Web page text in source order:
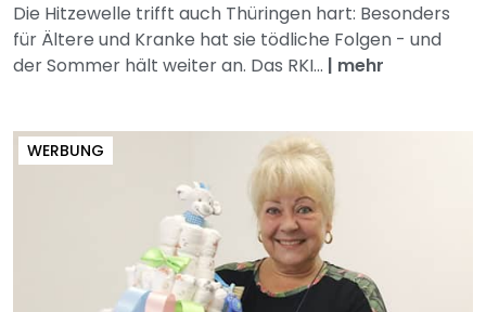
Die Hitzewelle trifft auch Thüringen hart: Besonders
für Ältere und Kranke hat sie tödliche Folgen - und
der Sommer hält weiter an. Das RKI... | mehr
WERBUNG